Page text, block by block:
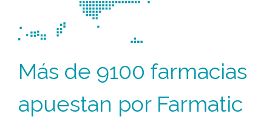
Más de 9100 farmacias
apuestan por Farmatic